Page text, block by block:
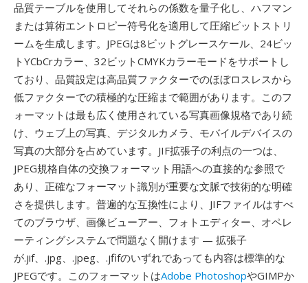
品質テーブルを使用してそれらの係数を量子化し、ハフマン
または算術エントロピー符号化を適用して圧縮ビットストリ
ームを生成します。JPEGは8ビットグレースケール、24ビッ
トYCbCrカラー、32ビットCMYKカラーモードをサポートし
ており、品質設定は高品質ファクターでのほぼロスレスから
低ファクターでの積極的な圧縮まで範囲があります。このフ
ォーマットは最も広く使用されている写真画像規格であり続
け、ウェブ上の写真、デジタルカメラ、モバイルデバイスの
写真の大部分を占めています。JIF拡張子の利点の一つは、
JPEG規格自体の交換フォーマット用語への直接的な参照で
あり、正確なフォーマット識別が重要な文脈で技術的な明確
さを提供します。普遍的な互換性により、JIFファイルはすべ
てのブラウザ、画像ビューアー、フォトエディター、オペレ
ーティングシステムで問題なく開けます — 拡張子
が.jif、.jpg、.jpeg、.jfifのいずれであっても内容は標準的な
JPEGです。このフォーマットはAdobe PhotoshopやGIMPか